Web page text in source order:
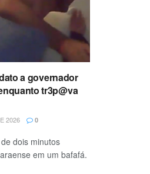
a governador
tr3p@va
2026 0
dois minutos
em um bafafá.